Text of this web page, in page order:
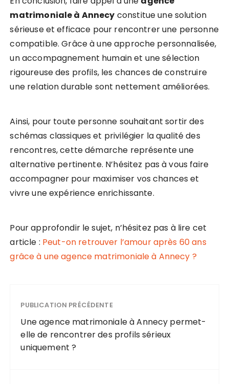
matrimoniale à Annecy constitue une solution
sérieuse et efficace pour rencontrer une personne
compatible. Grâce à une approche personnalisée,
un accompagnement humain et une sélection
rigoureuse des profils, les chances de construire
une relation durable sont nettement améliorées.
Ainsi, pour toute personne souhaitant sortir des
schémas classiques et privilégier la qualité des
rencontres, cette démarche représente une
alternative pertinente. N’hésitez pas à vous faire
accompagner pour maximiser vos chances et
vivre une expérience enrichissante.
Pour approfondir le sujet, n’hésitez pas à lire cet
article : Peut-on retrouver l’amour après 60 ans
grâce à une agence matrimoniale à Annecy ?
PUBLICATION PRÉCÉDENTE
Une agence matrimoniale à Annecy permet-
elle de rencontrer des profils sérieux
uniquement ?